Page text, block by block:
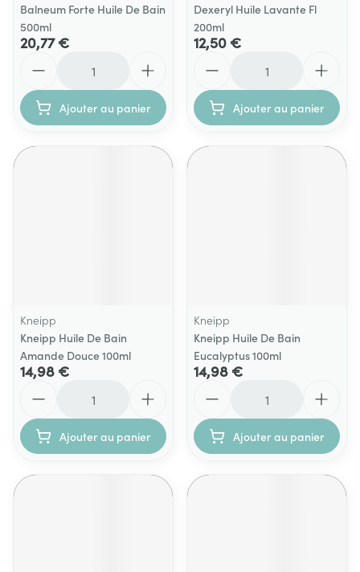
Balneum Forte Huile De Bain
500ml
20,77 €
Ajouter au panier
Dexeryl Huile Lavante Fl
200ml
12,50 €
Ajouter au panier
Kneipp
Kneipp Huile De Bain
Amande Douce 100ml
14,98 €
Ajouter au panier
Kneipp
Kneipp Huile De Bain
Eucalyptus 100ml
14,98 €
Ajouter au panier